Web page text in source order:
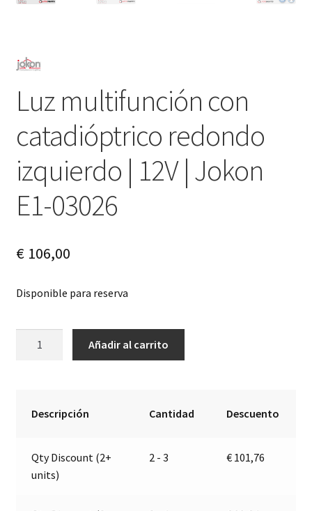
Luz multifunción con
catadióptrico redondo
izquierdo | 12V | Jokon
E1-03026
€106,00
Disponible para reserva
12V
Añadir al carrito
Descripción Cantidad Descuento
Qty Discount (2+
units)
2 - 3 € 101,76